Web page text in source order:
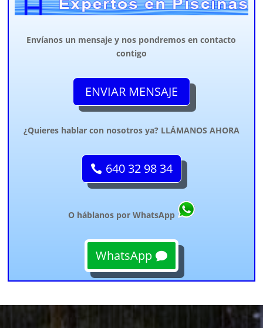
Envíanos un mensaje y nos pondremos en contacto
contigo
ENVIAR MENSAJE
¿Quieres hablar con nosotros ya? LLÁMANOS AHORA
640 32 98 34
O háblanos por WhatsApp
WhatsApp